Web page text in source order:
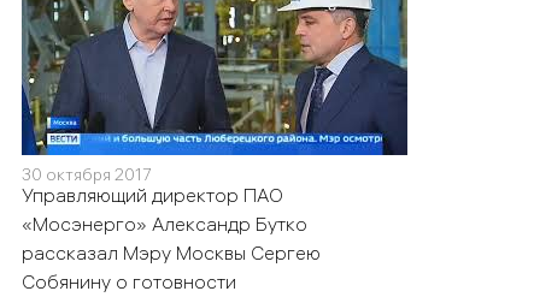
30 октября 2017
Управляющий директор ПАО
«Мосэнерго» Александр Бутко
рассказал Мэру Москвы Сергею
Собянину о готовности